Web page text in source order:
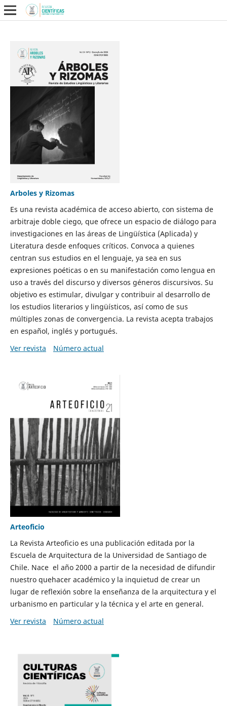
Arboles y Rizomas
Es una revista académica de acceso abierto, con sistema de
arbitraje doble ciego, que ofrece un espacio de diálogo para
investigaciones en las áreas de Lingüística (Aplicada) y
Literatura desde enfoques críticos. Convoca a quienes
centran sus estudios en el lenguaje, ya sea en sus
expresiones poéticas o en su manifestación como lengua en
uso a través del discurso y diversos géneros discursivos. Su
objetivo es estimular, divulgar y contribuir al desarrollo de
los estudios literarios y lingüísticos, así como de sus
múltiples zonas de convergencia. La revista acepta trabajos
en español, inglés y portugués.
Ver revista
Número actual
Arteoficio
La Revista Arteoficio es una publicación editada por la
Escuela de Arquitectura de la Universidad de Santiago de
Chile. Nace el año 2000 a partir de la necesidad de difundir
nuestro quehacer académico y la inquietud de crear un
lugar de reflexión sobre la enseñanza de la arquitectura y el
urbanismo en particular y la técnica y el arte en general.
Ver revista
Número actual